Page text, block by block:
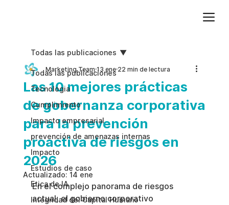
Todas las publicaciones
Tecnologia
Cumplimiento
Impacto empresarial
prevención de amenazas internas
Impacto
Estudios de caso
Etica de IA
Integridad del Capital Humano
Todas las publicaciones
Las 10 mejores prácticas
de gobernanza corporativa
para la prevención
proactiva de riesgos en
2026
Marketing Team 13 ene 22 min de lectura
Actualizado: 14 ene
En el complejo panorama de riesgos
actual, el gobierno corporativo